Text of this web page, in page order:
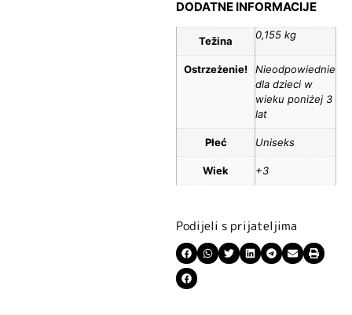
DODATNE INFORMACIJE
Težina 0,155 kg
Ostrzeżenie!
Nieodpowiednie
dla dzieci w
wieku poniżej 3
lat
Płeć Uniseks
Wiek +3
Podijeli s prijateljima